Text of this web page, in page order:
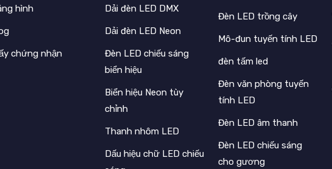
hình
chứng nhận
Dải đèn LED DMX
Dải đèn LED Neon
Đèn LED chiếu sáng
biển hiệu
Biển hiệu Neon tùy
chỉnh
Thanh nhôm LED
Dấu hiệu chữ LED chiếu
Đèn LED trồng cây
Mô-đun tuyến tính LED
đèn tấm led
Đèn văn phòng tuyến
tính LED
Đèn LED âm thanh
Đèn LED chiếu sáng
cho gương